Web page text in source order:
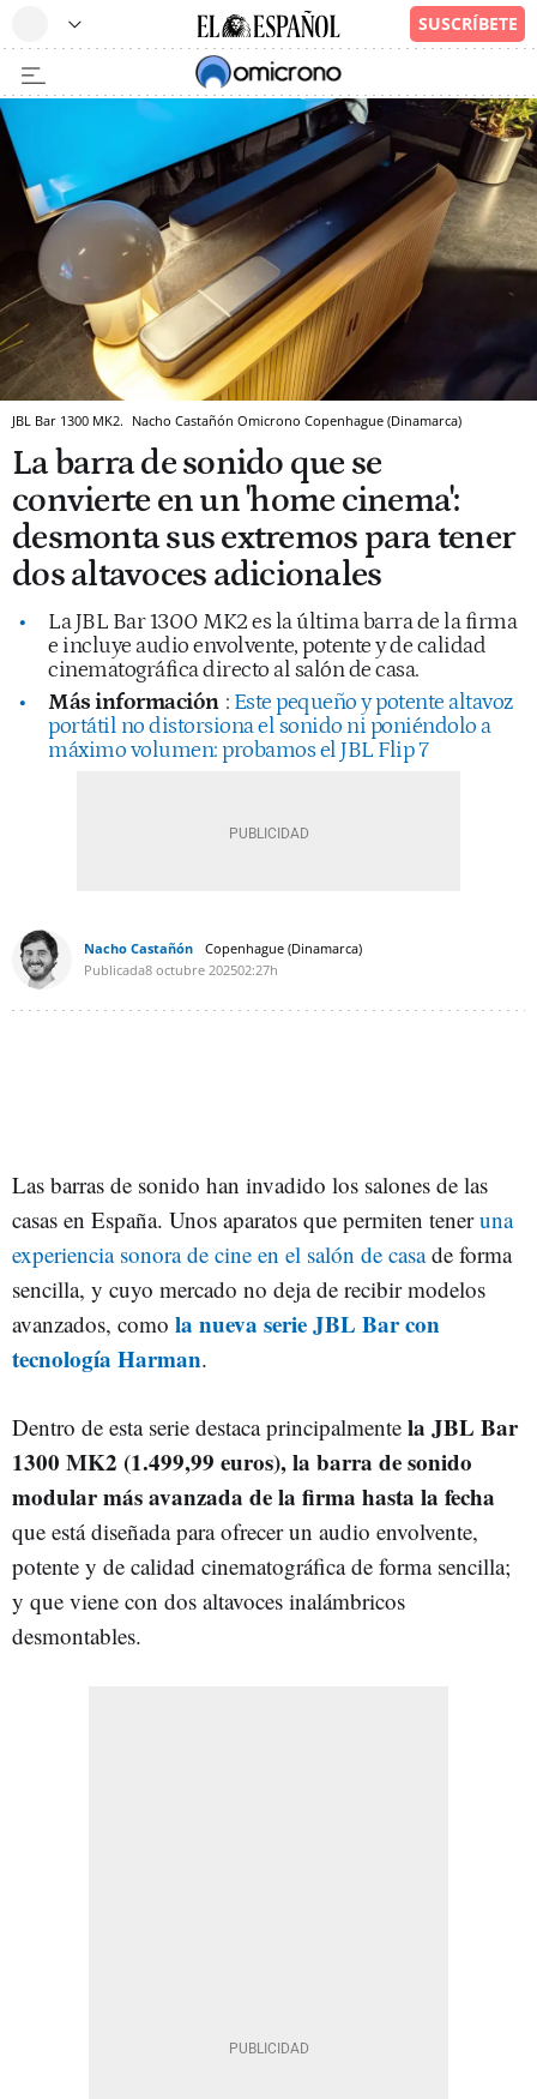
JBL Bar 1300 MK2. Nacho Castañón Omicrono Copenhague (Dinamarca)
La barra de sonido que se
convierte en un 'home cinema':
desmonta sus extremos para tener
dos altavoces adicionales
La JBL Bar 1300 MK2 es la última barra de la firma
e incluye audio envolvente, potente y de calidad
cinematográfica directo al salón de casa.
Más información : Este pequeño y potente altavoz
portátil no distorsiona el sonido ni poniéndolo a
máximo volumen: probamos el JBL Flip 7
Nacho Castañón
Copenhague (Dinamarca)
Publicada8 octubre 202502:27h
Las barras de sonido han invadido los salones de las
casas en España. Unos aparatos que permiten teneruna
experiencia sonora de cine en el salón de casade forma
sencilla, y cuyo mercado no deja de recibir modelos
avanzados, como la nueva serie JBL Bar con
tecnología Harman.
Dentro de esta serie destaca principalmente la JBL Bar
1300 MK2 (1.499,99 euros), la barra de sonido
modular más avanzada de la firma hasta la fecha
que está diseñada para ofrecer un audio envolvente,
potente y de calidad cinematográfica de forma sencilla;
y que viene con dos altavoces inalámbricos
desmontables.